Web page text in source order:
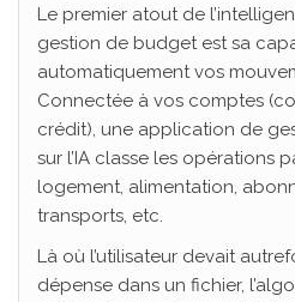
Le premier atout de
gestion de budget est sa
automatiquement vos
Connectée à vos comptes
crédit), une application de
sur l’IA classe les opérations
logement, alimentation,
transports, etc.
Là où l’utilisateur devait
dépense dans un fichier,